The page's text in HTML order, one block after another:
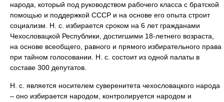
народа, который под руководством рабочего класса с братской
помощью и поддержкой СССР и на основе его опыта строит
социализм. Н. с. избирается сроком на 6 лет гражданами
Чехословацкой Республики, достигшими 18-летнего возраста,
на основе всеобщего, равного и прямого избирательного права
при тайном голосовании. Н. с. состоит из одной палаты в
составе 300 депутатов.
Н. с. является носителем суверенитета чехословацкого народа
– оно избирается народом, контролируется народом и